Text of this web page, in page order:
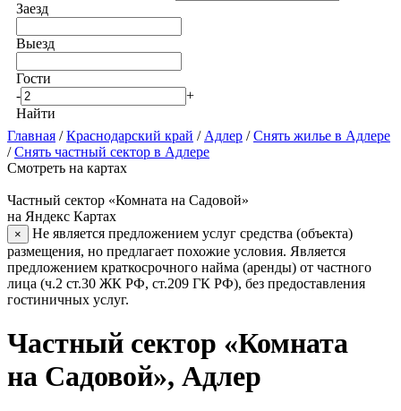
Заезд
Выезд
Гости
-
+
Найти
Главная /Краснодарский край / Адлер /Снять жилье в Адлере
/Снять частный сектор в Адлере
Смотреть на картах
Частный сектор «Комната на Садовой»
на Яндекс Картах
×
Не является предложением услуг средства (объекта)
размещения, но предлагает похожие условия. Является
предложением краткосрочного найма (аренды) от частного
лица (ч.2 ст.30 ЖК РФ, ст.209 ГК РФ), без предоставления
гостиничных услуг.
Частный сектор «Комната
на Садовой», Адлер